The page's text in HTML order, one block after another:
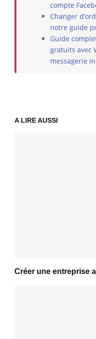
compte
Changer
notre guide
Guide
gratuits avec
messagerie
A LIRE AUSSI
Créer une entreprise